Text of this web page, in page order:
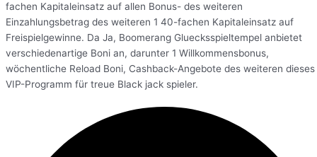
fachen Kapitaleinsatz auf allen Bonus- des weiteren
Einzahlungsbetrag des weiteren 1 40-fachen Kapitaleinsatz auf
Freispielgewinne. Da Ja, Boomerang Gluecksspieltempel anbietet
verschiedenartige Boni an, darunter 1 Willkommensbonus,
wöchentliche Reload Boni, Cashback-Angebote des weiteren dieses
VIP-Programm für treue Black jack spieler.